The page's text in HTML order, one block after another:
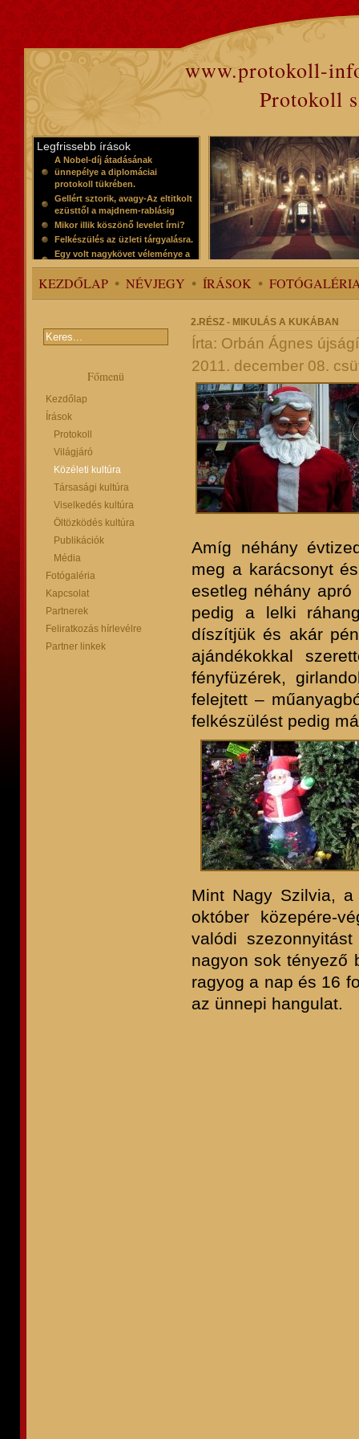
www.protokoll-
Protokoll
Legfrissebb írások
A Nobel-díj átadásának
ünnepélye a diplomáciai
protokoll tükrében.
Gellért sztorik, avagy-Az eltitkolt
ezüsttől a majdnem-rablásig
Mikor illik köszönő levelet írni?
Felkészülés az üzleti tárgyalásra.
Egy volt nagykövet véleménye a
protokollról
KEZDŐLAP NÉVJEGY ÍRÁSOK
Főmenü
Kezdőlap
Írások
Protokoll
Világjáró
Közéleti kultúra
Társasági kultúra
Viselkedés kultúra
Öltözködés kultúra
Publikációk
Média
Fotógaléria
Kapcsolat
Partnerek
Feliratkozás hírlevélre
Partner linkek
2.RÉSZ - MIKULÁS A KUKÁBAN
Írta: Orbán Ágnes
2011. december 08.
Amíg néhány
meg a karácsonyt
esetleg néhány
pedig a lelki
díszítjük és akár
ajándékokkal
fényfüzérek,
felejtett –
felkészülést pedig
Mint Nagy Szilvia,
október közepére-
valódi
nagyon sok tényező
ragyog a nap és 16
az ünnepi hangulat.